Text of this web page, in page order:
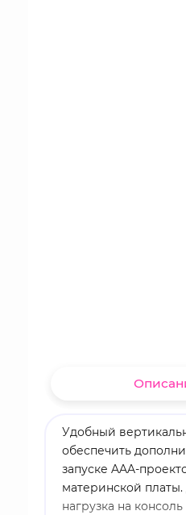
Удобный
обеспечить
запуске AAA-
материнской
нагрузка на